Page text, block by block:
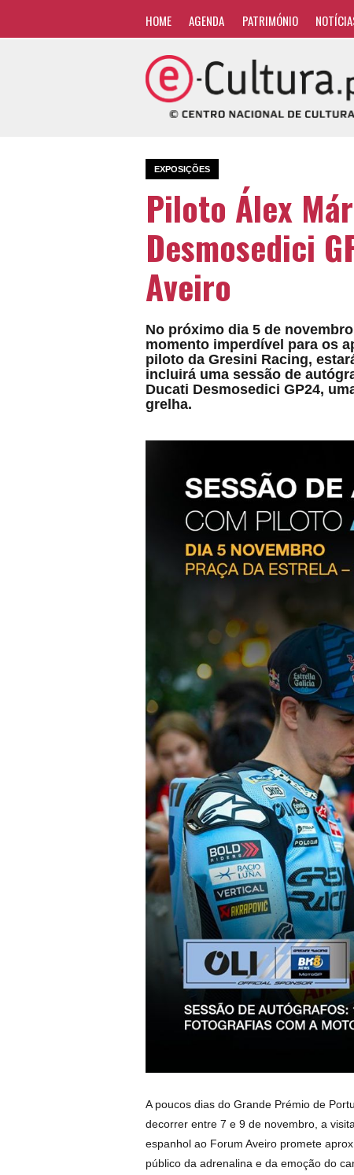
HOME AGENDA PATRIMÓNIO
EXPOSIÇÕES
Piloto Álex
Desmosedici
Aveiro
No próximo dia 5 de
momento imperdível para os
piloto da Gresini Racing,
incluirá uma sessão de
Ducati Desmosedici GP24,
grelha.
A poucos dias do Grande Prémio de
decorrer entre 7 e 9 de novembro, a
espanhol ao Forum Aveiro promete
público da adrenalina e da emoção do